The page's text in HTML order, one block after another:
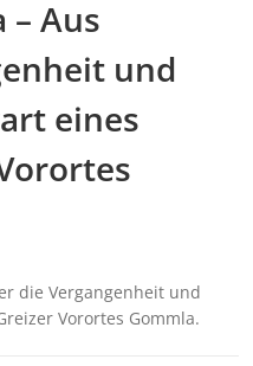
– Aus
und
eines
die Vergangenheit und
Vorortes Gommla.